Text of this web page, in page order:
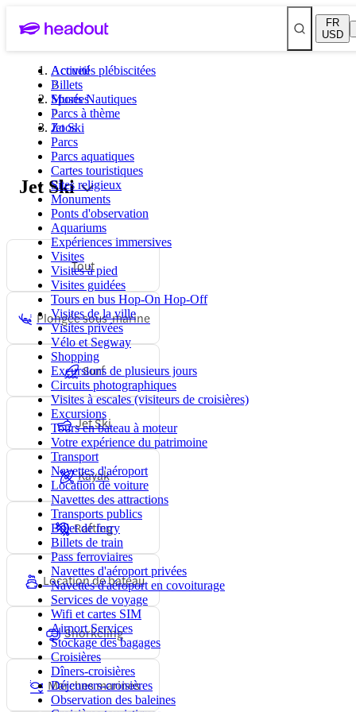
FR
USD
Activités plébiscitées
Billets
Musées
Parcs à thème
Zoos
Parcs
Parcs aquatiques
Cartes touristiques
Sites religieux
Monuments
Ponts d'observation
Aquariums
Expériences immersives
Visites
Visites à pied
Visites guidées
Tours en bus Hop-On Hop-Off
Visites de la ville
Visites privées
Vélo et Segway
Shopping
Excursions de plusieurs jours
Circuits photographiques
Visites à escales (visiteurs de croisières)
Excursions
Tours en bateau à moteur
Votre expérience du patrimoine
Transport
Navettes d'aéroport
Location de voiture
Navettes des attractions
Transports publics
Billet de ferry
Billets de train
Pass ferroviaires
Navettes d'aéroport privées
Navettes d'aéroport en covoiturage
Services de voyage
Wifi et cartes SIM
Airport Services
Stockage des bagages
Croisières
Dîners-croisières
Déjeuners-croisières
Observation des baleines
Accueil
Sports Nautiques
Jet Ski
Jet Ski
Tout
Plongée sous-marine
Surf
Jet Ski
Kayak
Rafting
Location de bateau
Snorkeling
Marches marines